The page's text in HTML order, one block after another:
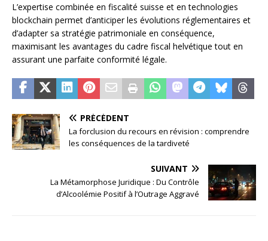
L’expertise combinée en fiscalité suisse et en technologies
blockchain permet d’anticiper les évolutions réglementaires et
d’adapter sa stratégie patrimoniale en conséquence,
maximisant les avantages du cadre fiscal helvétique tout en
assurant une parfaite conformité légale.
PRÉCÉDENT
La forclusion du recours en révision : comprendre
les conséquences de la tardiveté
SUIVANT
La Métamorphose Juridique : Du Contrôle
d’Alcoolémie Positif à l’Outrage Aggravé